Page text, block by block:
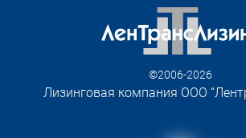
©2006-2026
Лизинговая компания ООО